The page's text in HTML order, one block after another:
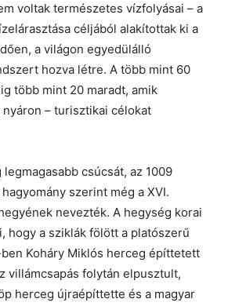
voltak természetes vízfolyásai – a
céljából alakítottak ki a
a világon egyedülálló
hozva létre. A több mint 60
több mint 20 maradt, amik
– turisztikai célokat
csúcsát, az 1009
hagyomány szerint még a XVI.
nevezték. A hegység korai
hogy a sziklák fölött a platószerű
Koháry Miklós herceg építtetett
villámcsapás folytán elpusztult,
herceg újraépíttette és a magyar